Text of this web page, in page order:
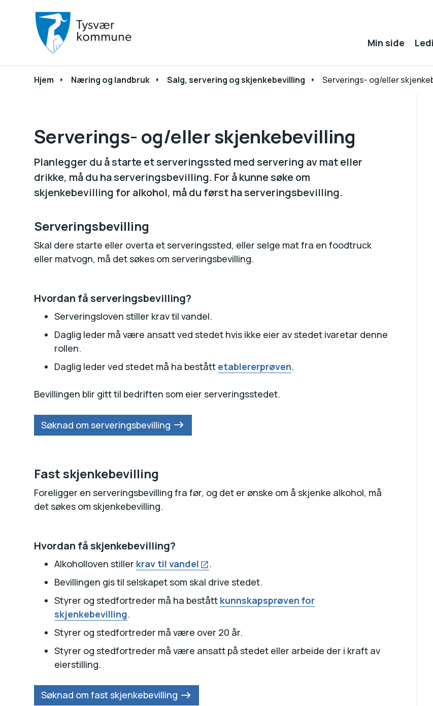
Min side
Du er her:
Hjem Næring og landbruk Salg, servering og skjenkebevilling Serverings- og/eller
Serverings- og/eller skjenkebevilling
Planlegger du å starte et serveringssted med servering av mat eller
drikke, må du ha serveringsbevilling. For å kunne søke om
skjenkebevilling for alkohol, må du først ha serveringsbevilling.
Serveringsbevilling
Skal dere starte eller overta et serveringssted, eller selge mat fra en foodtruck
eller matvogn, må det søkes om serveringsbevilling.
Hvordan få serveringsbevilling?
Serveringsloven stiller krav til vandel.
Daglig leder må være ansatt ved stedet hvis ikke eier av stedet ivaretar denne
rollen.
Daglig leder ved stedet må ha bestått etablererprøven.
Bevillingen blir gitt til bedriften som eier serveringsstedet.
Søknad om serveringsbevilling
Fast skjenkebevilling
Foreligger en serveringsbevilling fra før, og det er ønske om å skjenke alkohol, må
det søkes om skjenkebevilling.
Hvordan få skjenkebevilling?
Alkoholloven stiller krav til vandel
.
Bevillingen gis til selskapet som skal drive stedet.
Styrer og stedfortreder må ha bestått kunnskapsprøven for
skjenkebevilling.
Styrer og stedfortreder må være over 20 år.
Styrer og stedfortreder må være ansatt på stedet eller arbeide der i kraft av
eierstilling.
Søknad om fast skjenkebevilling